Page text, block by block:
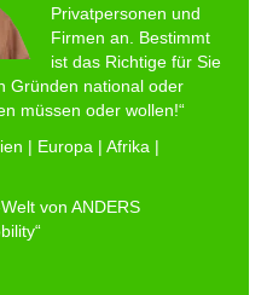
Privatpersonen und
Firmen an. Bestimmt
ist das Richtige für Sie
Gründen national oder
müssen oder wollen!“
| Europa | Afrika |
von ANDERS